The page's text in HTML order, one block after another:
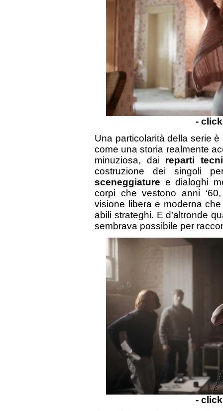
-
Una particolarità della serie
come una storia realmente
minuziosa, dai reparti
costruzione dei singoli
sceneggiature e dialoghi
corpi che vestono anni
visione libera e moderna
abili strateghi. E d’altronde
sembrava possibile per
-